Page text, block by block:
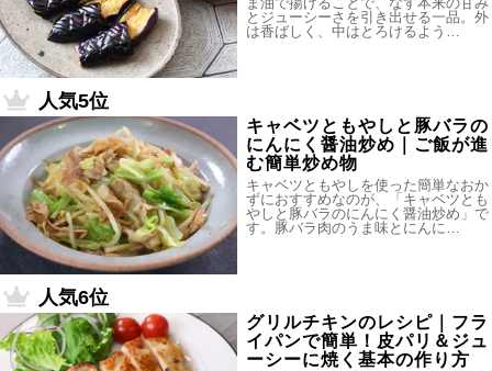
とジューシーさを引き出せる一品。外
は香ばしく、中はとろけるよう…
人気5位
キャベツともやしと豚バラの
にんにく醤油炒め｜ご飯が進
む簡単炒め物
キャベツともやしを使った簡単なおか
ずにおすすめなのが、「キャベツとも
やしと豚バラのにんにく醤油炒め」で
す。豚バラ肉のうま味とにんに…
人気6位
グリルチキンのレシピ｜フラ
イパンで簡単！皮パリ＆ジュ
ーシーに焼く基本の作り方